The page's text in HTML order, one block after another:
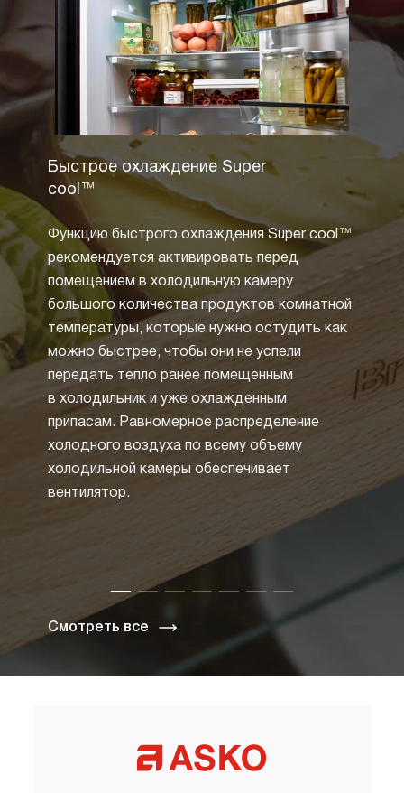
Быстрое охлаждение Super
cool™
Функцию быстрого охлаждения Super cool™
рекомендуется активировать перед
помещением в холодильную камеру
большого количества продуктов комнатной
температуры, которые нужно остудить как
можно быстрее, чтобы они не успели
передать тепло ранее помещенным
в холодильник и уже охлажденным
припасам. Равномерное распределение
холодного воздуха по всему объему
холодильной камеры обеспечивает
вентилятор.
от
Смотреть все